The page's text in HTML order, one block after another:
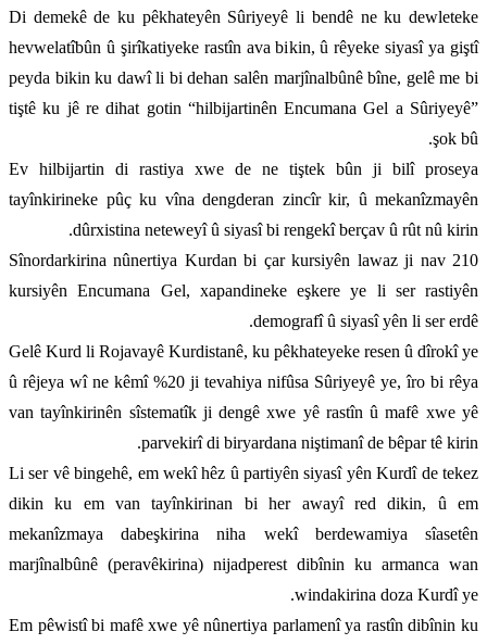
Di demekê de ku pêkhateyên Sûriyeyê li bendê ne ku dewleteke
hevwelatîbûn û şirîkatiyeke rastîn ava bikin, û rêyeke siyasî ya giştî
peyda bikin ku dawî li bi dehan salên marjînalbûnê bîne, gelê me bi
tiştê ku jê re dihat gotin “hilbijartinên Encumana Gel a Sûriyeyê”
şok bû.
Ev hilbijartin di rastiya xwe de ne tiştek bûn ji bilî proseya
tayînkirineke pûç ku vîna dengderan zincîr kir, û mekanîzmayên
dûrxistina neteweyî û siyasî bi rengekî berçav û rût nû kirin.
Sînordarkirina nûnertiya Kurdan bi çar kursiyên lawaz ji nav 210
kursiyên Encumana Gel, xapandineke eşkere ye li ser rastiyên
demografî û siyasî yên li ser erdê.
Gelê Kurd li Rojavayê Kurdistanê, ku pêkhateyeke resen û dîrokî ye
û rêjeya wî ne kêmî %20 ji tevahiya nifûsa Sûriyeyê ye, îro bi rêya
van tayînkirinên sîstematîk ji dengê xwe yê rastîn û mafê xwe yê
parvekirî di biryardana niştimanî de bêpar tê kirin.
Li ser vê bingehê, em wekî hêz û partiyên siyasî yên Kurdî de tekez
dikin ku em van tayînkirinan bi her awayî red dikin, û em
mekanîzmaya dabeşkirina niha wekî berdewamiya sîasetên
marjînalbûnê (peravêkirina) nijadperest dibînin ku armanca wan
windakirina doza Kurdî ye.
Em pêwistî bi mafê xwe yê nûnertiya parlamenî ya rastîn dibînin ku